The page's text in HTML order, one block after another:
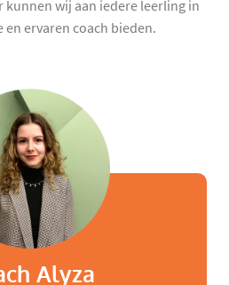
wij aan iedere leerling in
en ervaren coach bieden.
Alyza